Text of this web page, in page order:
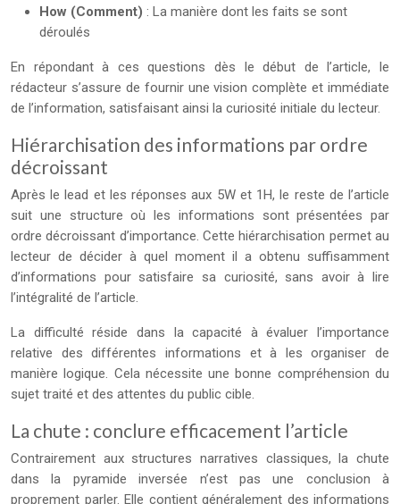
How (Comment) : La manière dont les faits se sont
déroulés
En répondant à ces questions dès le début de l’article, le
rédacteur s’assure de fournir une vision complète et immédiate
de l’information, satisfaisant ainsi la curiosité initiale du lecteur.
Hiérarchisation des informations par ordre
décroissant
Après le lead et les réponses aux 5W et 1H, le reste de l’article
suit une structure où les informations sont présentées par
ordre décroissant d’importance. Cette hiérarchisation permet au
lecteur de décider à quel moment il a obtenu suffisamment
d’informations pour satisfaire sa curiosité, sans avoir à lire
l’intégralité de l’article.
La difficulté réside dans la capacité à évaluer l’importance
relative des différentes informations et à les organiser de
manière logique. Cela nécessite une bonne compréhension du
sujet traité et des attentes du public cible.
La chute : conclure efficacement l’article
Contrairement aux structures narratives classiques, la chute
dans la pyramide inversée n’est pas une conclusion à
proprement parler. Elle contient généralement des informations